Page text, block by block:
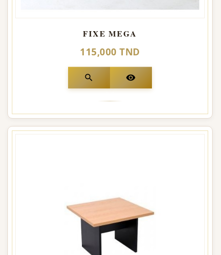
FIXE MEGA
115,000 TND
search visibility